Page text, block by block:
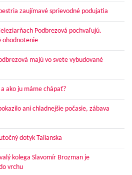
zaujímavé sprievodné podujatia
Podbrezová pochvaľujú.
ohodnotenie
majú vo svete vybudované
ako ju máme chápať?
ani chladnejšie počasie, zábava
dotyk Talianska
kolega Slavomír Brozman je
vrchu